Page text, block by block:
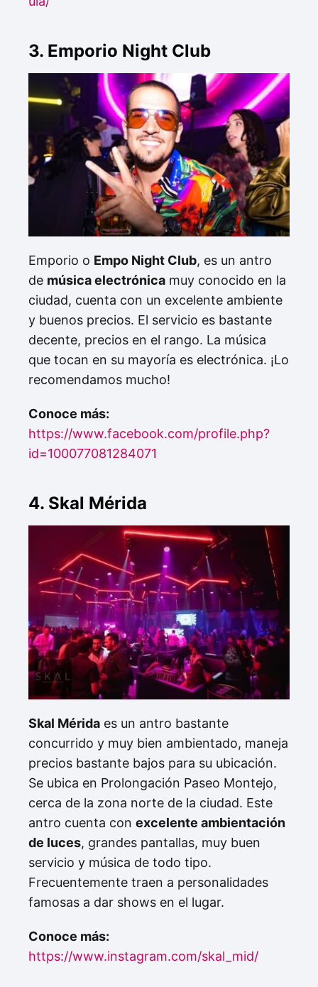
3. Emporio Night Club
Emporio o Empo Night Club, es un antro
de música electrónica muy conocido en la
ciudad, cuenta con un excelente ambiente
y buenos precios. El servicio es bastante
decente, precios en el rango. La música
que tocan en su mayoría es electrónica. ¡Lo
recomendamos mucho!
Conoce más:
https://www.facebook.com/profile.php?
id=100077081284071
4. Skal Mérida
Skal Mérida es un antro bastante
concurrido y muy bien ambientado, maneja
precios bastante bajos para su ubicación.
Se ubica en Prolongación Paseo Montejo,
cerca de la zona norte de la ciudad. Este
antro cuenta con excelente ambientación
de luces, grandes pantallas, muy buen
servicio y música de todo tipo.
Frecuentemente traen a personalidades
famosas a dar shows en el lugar.
Conoce más:
https://www.instagram.com/skal_mid/